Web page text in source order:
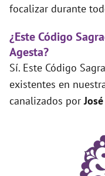
focalizar durante
¿Este Código
Agesta?
Sí. Este Código
existentes en
canalizados por